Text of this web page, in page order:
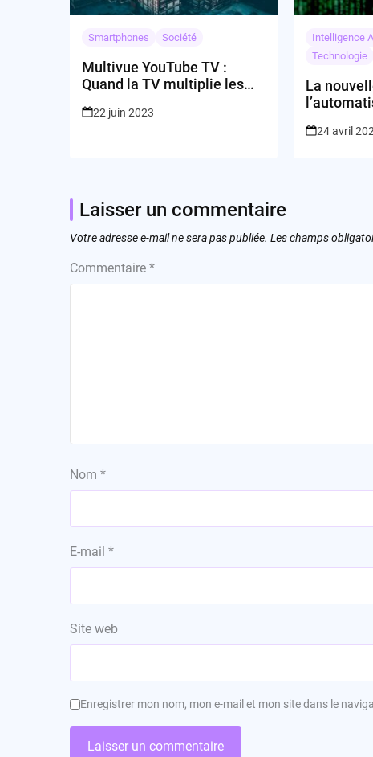
Smartphones Société
Multivue YouTube TV :
Quand la TV multiplie les
22 juin 2023
Intelligence
Technologie
La
marché?
24 avril
Laisser un commentaire
Votre adresse e-mail ne sera pas publiée. Les champs
Commentaire *
Nom *
E-mail *
Site web
Enregistrer mon nom, mon e-mail et mon site dans le